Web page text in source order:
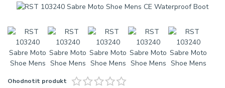
Ohodnotit produkt